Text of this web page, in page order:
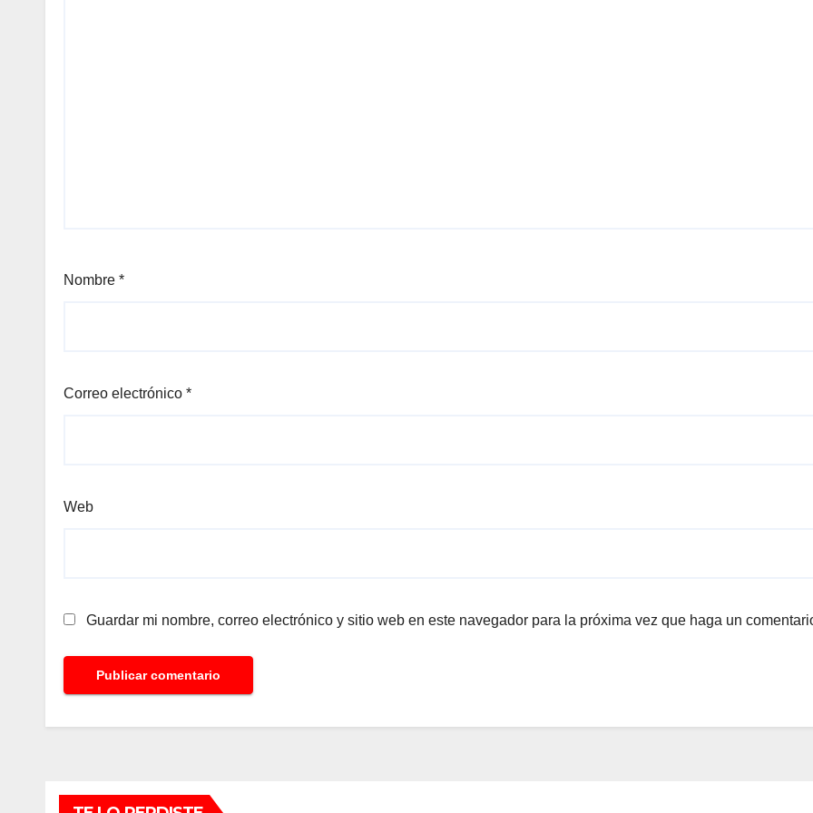
Nombre *
Correo electrónico *
Web
Guardar mi nombre, correo electrónico y sitio web en este navegador para la próxima vez que haga un